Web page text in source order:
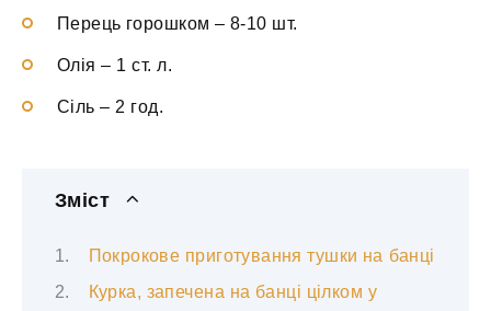
Перець горошком – 8-10 шт.
Олія – 1 ст. л.
Сіль – 2 год.
Зміст
Покрокове приготування тушки на банці
Курка, запечена на банці цілком у